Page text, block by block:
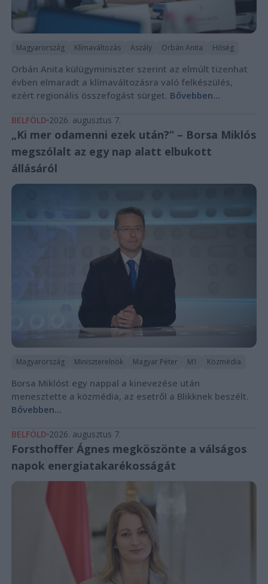
Magyarország Klímaváltozás Aszály Orbán Anita Hőség
Orbán Anita külügyminiszter szerint az elmúlt tizenhat
évben elmaradt a klímaváltozásra való felkészülés,
ezért regionális összefogást sürget. Bővebben...
BELFÖLD 2026. augusztus 7.
„Ki mer odamenni ezek után?” – Borsa Miklós
megszólalt az egy nap alatt elbukott
állásáról
Magyarország Miniszterelnök Magyar Péter M1 Közmédia
Borsa Miklóst egy nappal a kinevezése után
menesztette a közmédia, az esetről a Blikknek beszélt.
Bővebben...
BELFÖLD 2026. augusztus 7.
Forsthoffer Ágnes megköszönte a válságos
napok energiatakarékosságát